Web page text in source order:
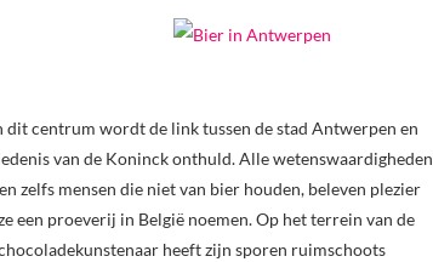
centrum wordt de link tussen de stad Antwerpen en
van de Koninck onthuld. Alle wetenswaardigheden
zelfs mensen die niet van bier houden, beleven plezier
een proeverij in België noemen. Op het terrein van de
heeft zijn sporen ruimschoots